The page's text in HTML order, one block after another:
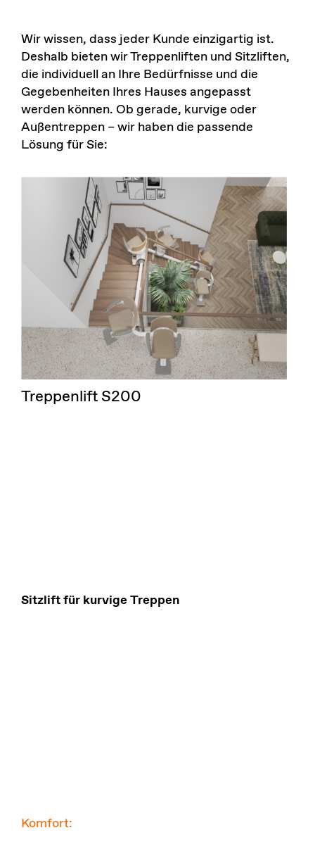
Wir wissen, dass jeder Kunde einzigartig ist.
Deshalb bieten wir Treppenliften und Sitzliften,
die individuell an Ihre Bedürfnisse und die
Gegebenheiten Ihres Hauses angepasst
werden können. Ob gerade, kurvige oder
Außentreppen – wir haben die passende
Lösung für Sie:
Treppenlift S200
Sitzlift für kurvige Treppen
Komfort: